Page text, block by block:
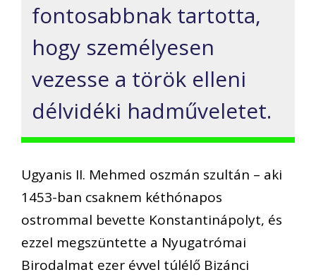
fontosabbnak tartotta,
hogy személyesen
vezesse a török elleni
délvidéki hadműveletet.
Ugyanis II. Mehmed oszmán szultán – aki
1453-ban csaknem kéthónapos
ostrommal bevette Konstantinápolyt, és
ezzel megszüntette a Nyugatrómai
Birodalmat ezer évvel túlélő Bizánci